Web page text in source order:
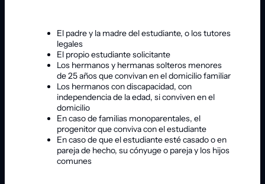
El padre y la madre del estudiante, o los tutores
legales
El propio estudiante solicitante
Los hermanos y hermanas solteros menores
de 25 años que convivan en el domicilio familiar
Los hermanos con discapacidad, con
independencia de la edad, si conviven en el
domicilio
En caso de familias monoparentales, el
progenitor que conviva con el estudiante
En caso de que el estudiante esté casado o en
pareja de hecho, su cónyuge o pareja y los hijos
comunes